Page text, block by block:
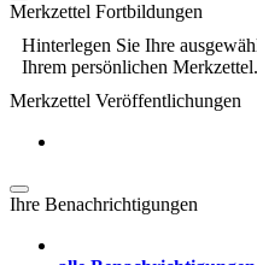
Merkzettel Fortbildungen
Hinterlegen Sie Ihre
Ihrem persönlichen Merkzettel.
Merkzettel Veröffentlichungen
Ihre Benachrichtigungen